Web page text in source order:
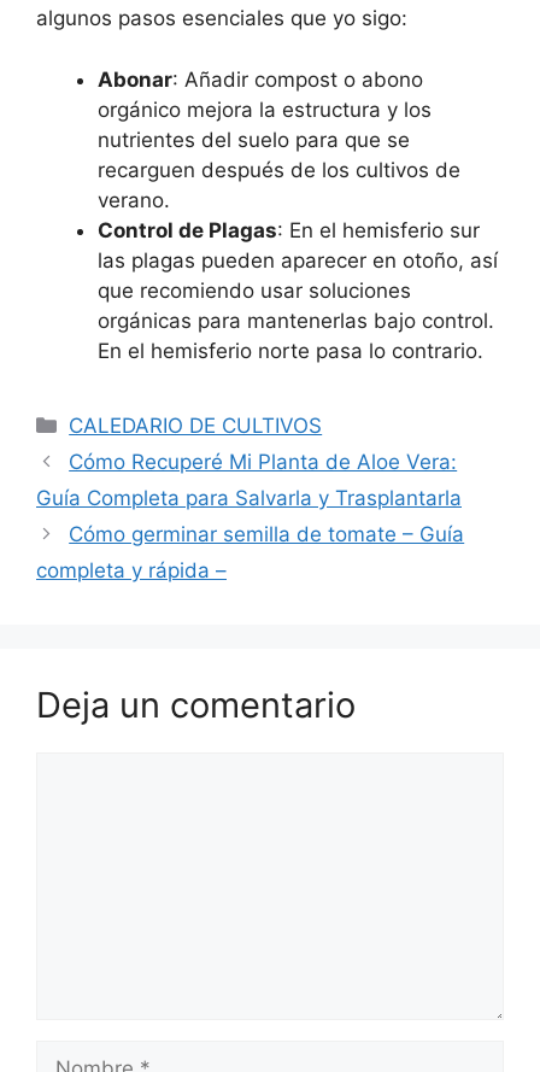
algunos pasos esenciales que yo sigo:
Abonar: Añadir compost o abono
orgánico mejora la estructura y los
nutrientes del suelo para que se
recarguen después de los cultivos de
verano.
Control de Plagas: En el hemisferio sur
las plagas pueden aparecer en otoño, así
que recomiendo usar soluciones
orgánicas para mantenerlas bajo control.
En el hemisferio norte pasa lo contrario.
Categorías
CALEDARIO DE CULTIVOS
Cómo Recuperé Mi Planta de Aloe Vera:
Guía Completa para Salvarla y Trasplantarla
Cómo germinar semilla de tomate – Guía
completa y rápida –
Deja un comentario